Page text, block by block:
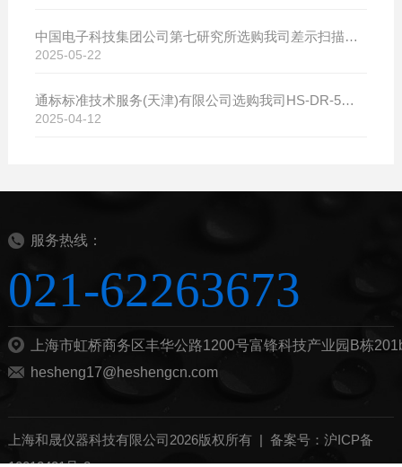
中国电子科技集团公司第七研究所选购我司差示扫描量热仪
2025-05-22
通标标准技术服务(天津)有限公司选购我司HS-DR-5导热系数测试仪
2025-04-12
服务热线：
021-62263673
上海市虹桥商务区丰华公路1200号富锋科技产业园B栋
hesheng17@heshengcn.com
上海和晟仪器科技有限公司2026版权所有 | 备案号：沪ICP备